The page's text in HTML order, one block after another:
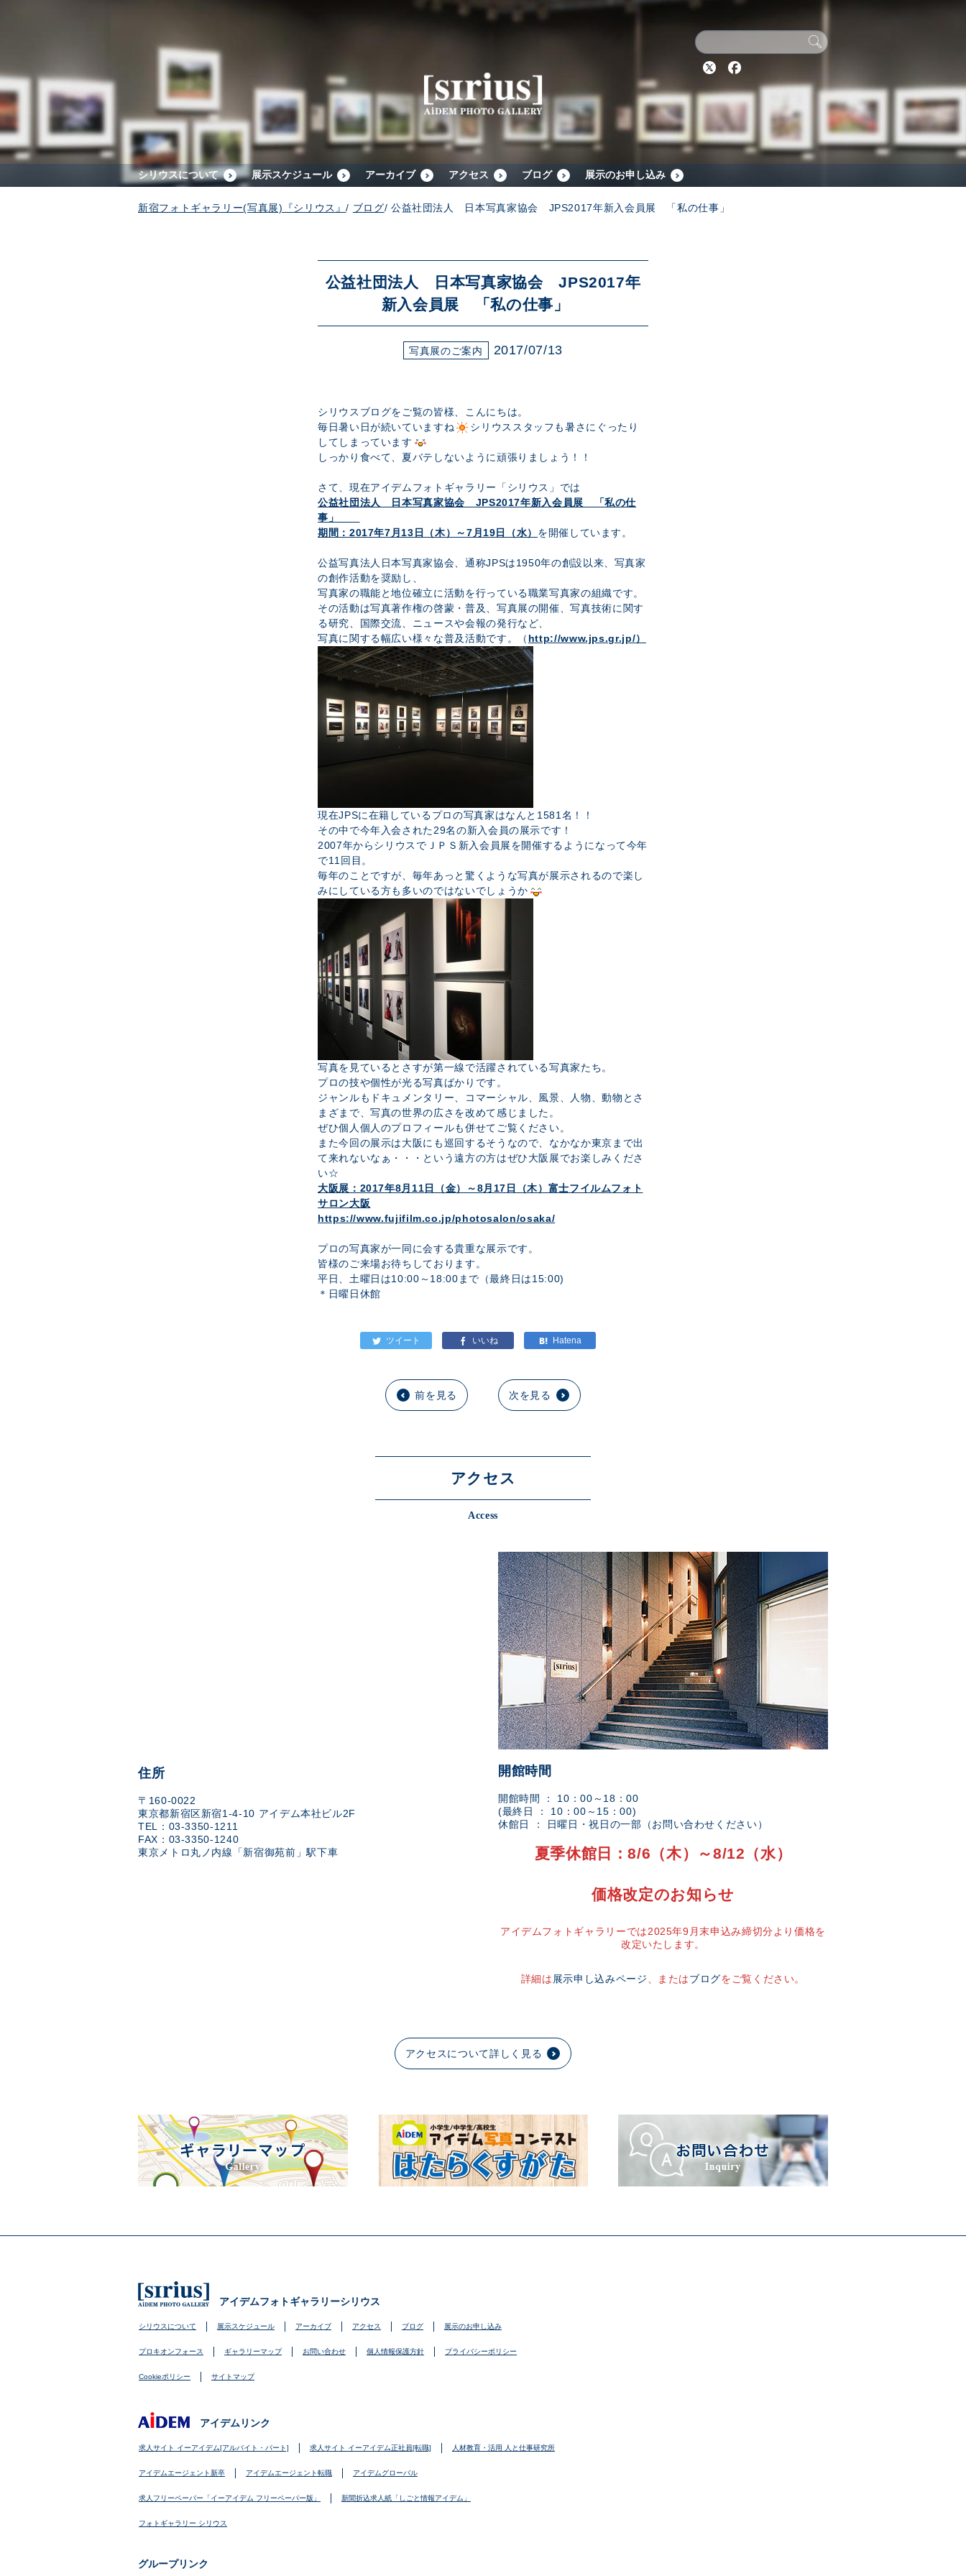
Twitter
シリウスについて 展示スケジュール アーカイブ アクセス ブログ 展示のお申し込み
新宿フォトギャラリー(写真展)『シリウス』/ ブログ/ 公益社団法人 日本写真家協会 JPS2017年新入会員展 「私の仕事」
公益社団法人 日本写真家協会 JPS2017年
新入会員展 「私の仕事」
写真展のご案内 2017/07/13
シリウスブログをご覧の皆様、こんにちは。
毎日暑い日が続いていますね
シリウススタッフも暑さにぐったり
してしまっています
しっかり食べて、夏バテしないように頑張りましょう！！
さて、現在アイデムフォトギャラリー「シリウス」では
公益社団法人 日本写真家協会 JPS2017年新入会員展 「私の仕
事」
期間：2017年7月13日（木）～7月19日（水） を開催しています。
公益写真法人日本写真家協会、通称JPSは1950年の創設以来、写真家
の創作活動を奨励し、
写真家の職能と地位確立に活動を行っている職業写真家の組織です。
その活動は写真著作権の啓蒙・普及、写真展の開催、写真技術に関す
る研究、国際交流、ニュースや会報の発行など、
写真に関する幅広い様々な普及活動です。（ http://www.jps.gr.jp/）
現在JPSに在籍しているプロの写真家はなんと1581名！！
その中で今年入会された29名の新入会員の展示です！
2007年からシリウスでＪＰＳ新入会員展を開催するようになって今年
で11回目。
毎年のことですが、毎年あっと驚くような写真が展示されるので楽し
みにしている方も多いのではないでしょうか
写真を見ているとさすが第一線で活躍されている写真家たち。
プロの技や個性が光る写真ばかりです。
ジャンルもドキュメンタリー、コマーシャル、風景、人物、動物とさ
まざまで、写真の世界の広さを改めて感じました。
ぜひ個人個人のプロフィールも併せてご覧ください。
また今回の展示は大阪にも巡回するそうなので、なかなか東京まで出
て来れないなぁ・・・という遠方の方はぜひ大阪展でお楽しみくださ
い☆
大阪展：2017年8月11日（金）～8月17 日（木）富士フイルムフォト
サロン大阪
https://www.fujifilm.co.jp/photosalon/osaka/
プロの写真家が一同に会する貴重な展示です。
皆様のご来場お待ちしております。
平日、土曜日は10:00～18:00まで（最終日は15:00)
＊日曜日休館
前を見る 次を見る
アクセス
Access
住所
〒160-0022
東京都新宿区新宿1-4-10 アイデム本社ビル2F
TEL：03-3350-1211
FAX：03-3350-1240
東京メトロ丸ノ内線「新宿御苑前」駅下車
開館時間
開館時間 ： 10：00～18：00
(最終日 ： 10：00～15：00)
休館日 ： 日曜日・祝日の一部（お問い合わせください）
夏季休館日：8/6（木）～8/12（水）
価格改定のお知らせ
アイデムフォトギャラリーでは2025年9月末申込み締切分より価格を
改定いたします。
詳細は展示申し込みページ、またはブログをご覧ください。
アクセスについて詳しく見る
アイデムフォトギャラリーシリウス
シリウスについて 展示スケジュール アーカイブ アクセス ブログ 展示のお申し込み
プロキオンフォース ギャラリーマップ お問い合わせ 個人情報保護方針 プライバシーポリシー
Cookieポリシー サイトマップ
アイデムリンク
求人サイト イーアイデム[アルバイト・パート] 求人サイト イーアイデム正社員[転職] 人材教育・活用 人と仕事研究所
アイデムエージェント新卒 アイデムエージェント転職 アイデムグローバル
求人フリーペーパー「イーアイデム フリーペーパー版」 新聞折込求人紙「しごと情報アイデム」
フォトギャラリー シリウス
グループリンク
展示スケジュール
アーカイブ
ブログ
展示のお申し込み